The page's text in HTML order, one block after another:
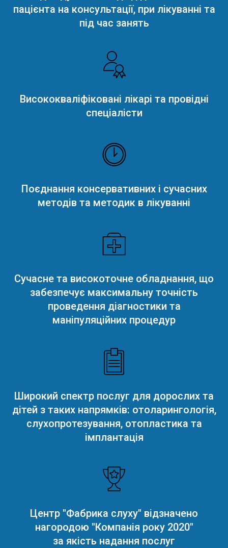
пацієнта на консультації, при лікуванні та
під час занять
Висококваліфіковані лікарі та провідні
спеціалісти
Поєднання консервативних і сучасних
методів та методик в лікуванні
Сучасне та високоточне обладнання, що
забезпечує максимальну точність
проведення діагностики та
маніпуляційних процедур
Широкий спектр послуг для дорослих та
дітей з таких напрямків: отоларингологія,
слухопротезування, отопластика та
імплантація
Центр "Фабрика слуху" відзначено
нагородою "Компанія року 2020"
за якість надання послуг